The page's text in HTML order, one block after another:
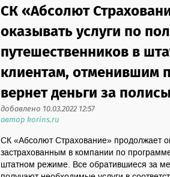
СК «Абсолют
оказывать услуги по
путешественников в
клиентам, отменившим
вернет деньги за
добавлено 10.03.2022 12:57
автор korins.ru
СК «Абсолют Страхование» продолжает
застрахованным в компании по
штатном режиме. Все обратившиеся за